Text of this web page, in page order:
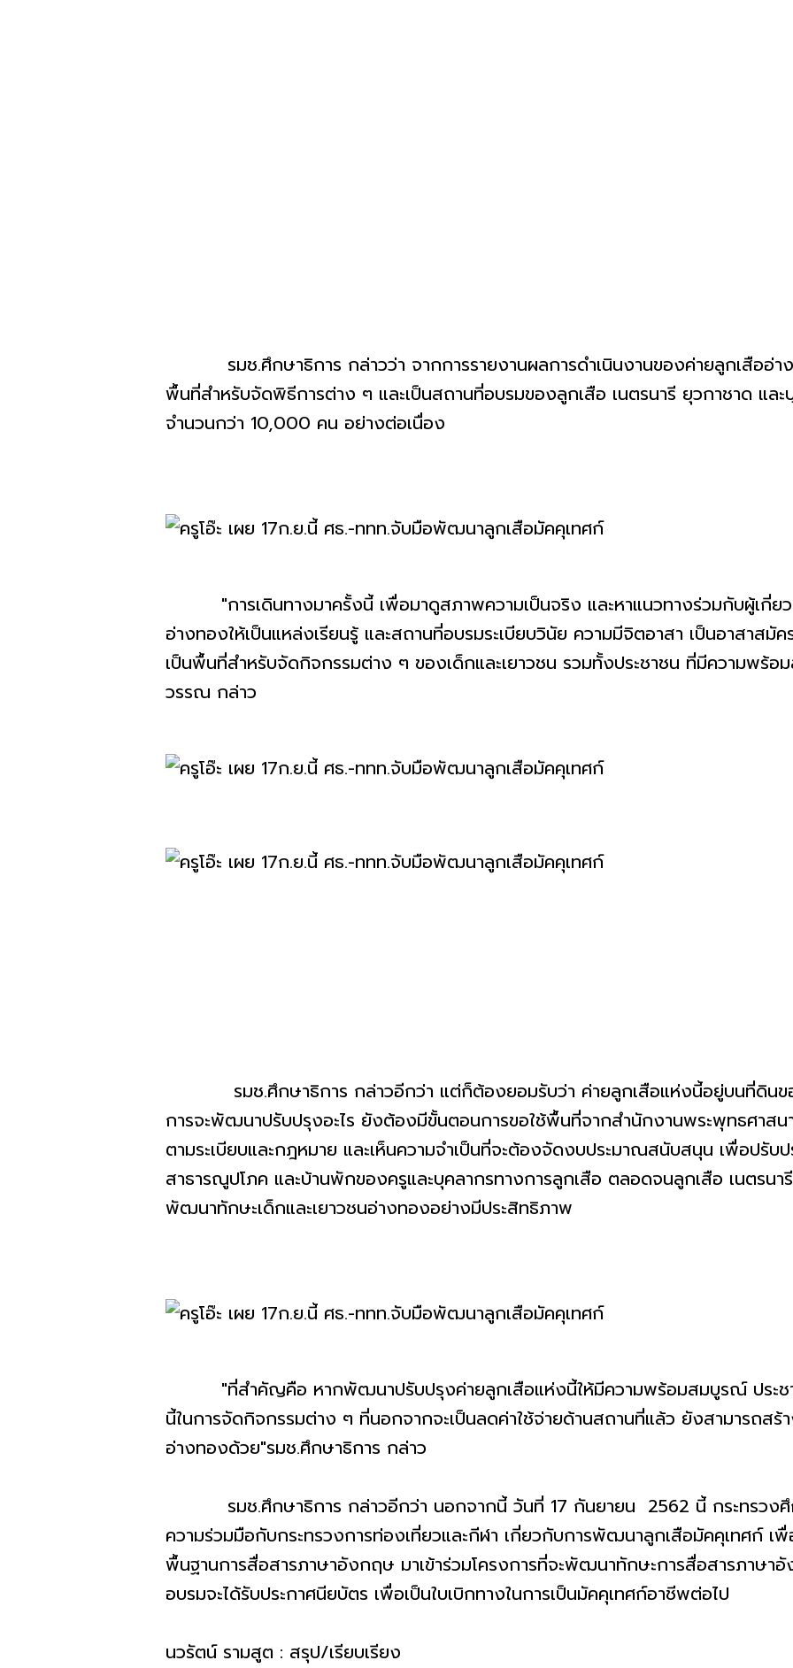
รมช.ศึกษาธิการ กล่าวว่า จากการรายงานผลการดำเนินงานของค่ายลูกเสืออ่าง
พื้นที่สำหรับจัดพิธีการต่าง ๆ และเป็นสถานที่อบรมของลูกเสือ เนตรนารี ยุวกาชาด แล
จำนวนกว่า 10,000 คน อย่างต่อเนื่อง
"การเดินทางมาครั้งนี้ เพื่อมาดูสภาพความเป็นจริง และหาแนวทางร่วมกับผู้เกี่ย
อ่างทองให้เป็นแหล่งเรียนรู้ และสถานที่อบรมระเบียบวินัย ความมีจิตอาสา เป็นอาสาส
เป็นพื้นที่สำหรับจัดกิจกรรมต่าง ๆ ของเด็กและเยาวชน รวมทั้งประชาชน ที่มีความพร้
วรรณ กล่าว
รมช.ศึกษาธิการ กล่าวอีกว่า แต่ก็ต้องยอมรับว่า ค่ายลูกเสือแห่งนี้อยู่บนที่ดินขอ
การจะพัฒนาปรับปรุงอะไร ยังต้องมีขั้นตอนการขอใช้พื้นที่จากสำนักงานพระพุทธศาส
ตามระเบียบและกฎหมาย และเห็นความจำเป็นที่จะต้องจัดงบประมาณสนับสนุน เพื่อปรั
สาธารณูปโภค และบ้านพักของครูและบุคลากรทางการลูกเสือ ตลอดจนลูกเสือ เนตรนา
พัฒนาทักษะเด็กและเยาวชนอ่างทองอย่างมีประสิทธิภาพ
"ที่สำคัญคือ หากพัฒนาปรับปรุงค่ายลูกเสือแห่งนี้ให้มีความพร้อมสมบูรณ์ ประชา
นี้ในการจัดกิจกรรมต่าง ๆ ที่นอกจากจะเป็นลดค่าใช้จ่ายด้านสถานที่แล้ว ยังสามารถส
อ่างทองด้วย"รมช.ศึกษาธิการ กล่าว
รมช.ศึกษาธิการ กล่าวอีกว่า นอกจากนี้ วันที่ 17 กันยายน 2562 นี้ กระทรวงศึก
ความร่วมมือกับกระทรวงการท่องเที่ยวและกีฬา เกี่ยวกับการพัฒนาลูกเสือมัคคุเทศก์
พื้นฐานการสื่อสารภาษาอังกฤษ มาเข้าร่วมโครงการที่จะพัฒนาทักษะการสื่อสารภาษา
อบรมจะได้รับประกาศนียบัตร เพื่อเป็นใบเบิกทางในการเป็นมัคคุเทศก์อาชีพต่อไป
นวรัตน์ รามสูต : สรุป/เรียบเรียง